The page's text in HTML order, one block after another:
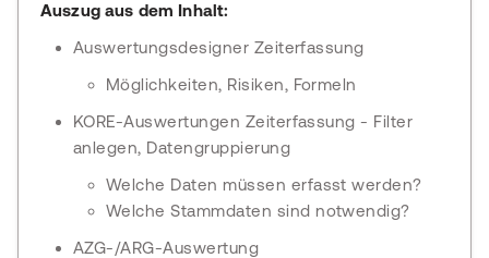
Auszug aus dem Inhalt:
Auswertungsdesigner Zeiterfassung
Möglichkeiten, Risiken, Formeln
KORE-Auswertungen Zeiterfassung - Filter
anlegen, Datengruppierung
Welche Daten müssen erfasst werden?
Welche Stammdaten sind notwendig?
AZG-/ARG-Auswertung